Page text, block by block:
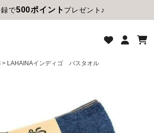
で500ポイント プレゼント♪
LAHAINAインディゴ バスタオル